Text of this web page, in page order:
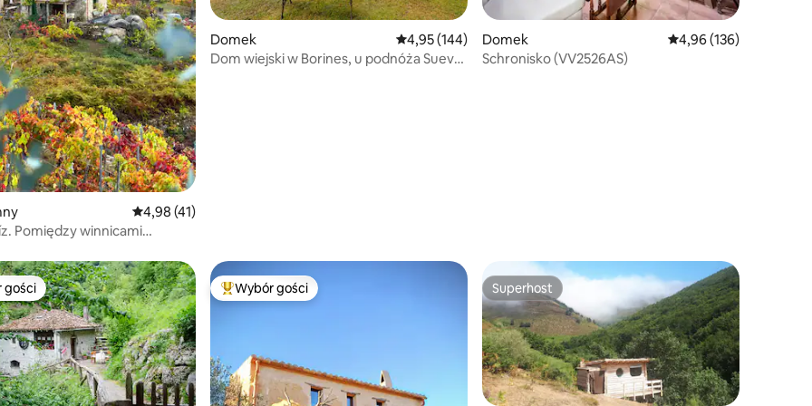
5, liczba recenzji: 6
Średnia ocena: 4,98 na 5, liczba recenzji: 41
4,98 (41)
Pomiędzy winnicami
Domek Średnia ocena: 4,95 na 5, liczba recenzji: 144
4,95 (144)
Dom wiejski w Borines, u podnóża Sueve
Domek Średnia ocena: 4,96
4,96 (136)
Schronisko (VV2526AS)
z kategorii Wybór gości
gości Najpopularniejsze z kategorii Wybór gości
Wybór gości Superhost
Superhost